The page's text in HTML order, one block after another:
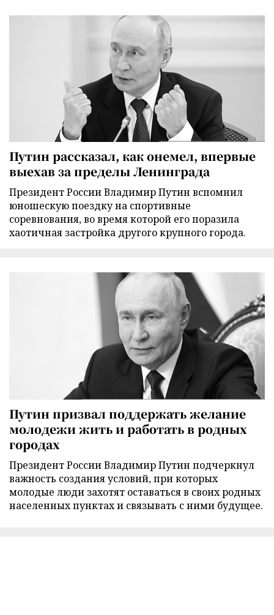
Путин рассказал, как онемел, впервые
выехав за пределы Ленинграда
Президент России Владимир Путин вспомнил
юношескую поездку на спортивные
соревнования, во время которой его поразила
хаотичная застройка другого крупного города.
Путин призвал поддержать желание
молодежи жить и работать в родных
городах
Президент России Владимир Путин подчеркнул
важность создания условий, при которых
молодые люди захотят оставаться в своих родных
населенных пунктах и связывать с ними будущее.